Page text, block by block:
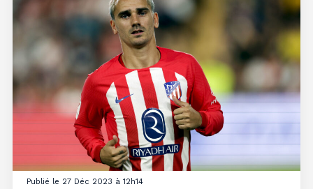
Publié le 27 Déc 2023 à 12h14